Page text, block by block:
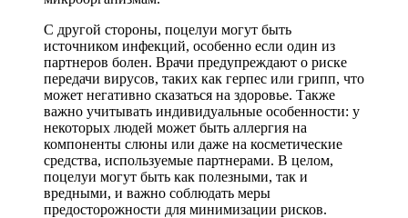
С другой стороны, поцелуи могут быть
источником инфекций, особенно если один из
партнеров болен. Врачи предупреждают о риске
передачи вирусов, таких как герпес или грипп, что
может негативно сказаться на здоровье. Также
важно учитывать индивидуальные особенности: у
некоторых людей может быть аллергия на
компоненты слюны или даже на косметические
средства, используемые партнерами. В целом,
поцелуи могут быть как полезными, так и
вредными, и важно соблюдать меры
предосторожности для минимизации рисков.